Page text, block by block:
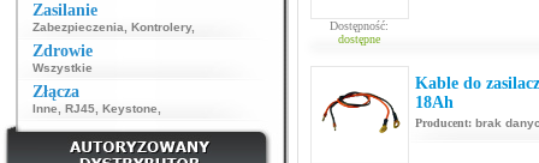
Zasilanie
Zabezpieczenia Kontrolery,
Zdrowie
Wszystkie
Złącza
Inne RJ45 Keystone
Dostępność:
dostępne
Kable do
18Ah
Producent: brak